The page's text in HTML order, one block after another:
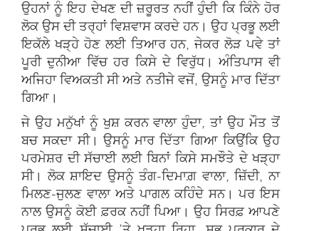
ਉਹਨਾਂ ਨੂੰ ਇਹ ਦੇਖਣ ਦੀ ਜ਼ਰੂਰਤ ਨਹੀਂ ਹੁੰਦੀ ਕਿ ਕਿੰਨੇ ਹੋਰ
ਲੋਕ ਉਸ ਦੀ ਤਰ੍ਹਾਂ ਵਿਸ਼ਵਾਸ ਕਰਦੇ ਹਨ। ਉਹ ਪ੍ਰਭੂ ਲਈ
ਇਕੱਲੇ ਖੜ੍ਹੇ ਹੋਣ ਲਈ ਤਿਆਰ ਹਨ, ਜੇਕਰ ਲੋੜ ਪਵੇ ਤਾਂ
ਪੂਰੀ ਦੁਨੀਆ ਵਿੱਚ ਹਰ ਕਿਸੇ ਦੇ ਵਿਰੁੱਧ। ਅੰਤਿਪਾਸ ਵੀ
ਅਜਿਹਾ ਵਿਅਕਤੀ ਸੀ ਅਤੇ ਨਤੀਜੇ ਵਜੋਂ, ਉਸਨੂੰ ਮਾਰ ਦਿੱਤਾ
ਗਿਆ।
ਜੇ ਉਹ ਮਨੁੱਖਾਂ ਨੂੰ ਖੁਸ਼ ਕਰਨ ਵਾਲਾ ਹੁੰਦਾ, ਤਾਂ ਉਹ ਮੌਤ ਤੋਂ
ਬਚ ਸਕਦਾ ਸੀ। ਉਸਨੂੰ ਮਾਰ ਦਿੱਤਾ ਗਿਆ ਕਿਉਂਕਿ ਉਹ
ਪਰਮੇਸ਼ਰ ਦੀ ਸੱਚਾਈ ਲਈ ਬਿਨਾਂ ਕਿਸੇ ਸਮਝੌਤੇ ਦੇ ਖੜ੍ਹਾ
ਸੀ। ਲੋਕ ਸ਼ਾਇਦ ਉਸਨੂੰ ਤੰਗ-ਦਿਮਾਗ਼ ਵਾਲਾ, ਜ਼ਿੱਦੀ, ਨਾ
ਮਿਲਣ-ਜੁਲਣ ਵਾਲਾ ਅਤੇ ਪਾਗਲ ਕਹਿੰਦੇ ਸਨ। ਪਰ ਇਸ
ਨਾਲ ਉਸਨੂੰ ਕੋਈ ਫ਼ਰਕ ਨਹੀਂ ਪਿਆ। ਉਹ ਸਿਰਫ਼ ਆਪਣੇ